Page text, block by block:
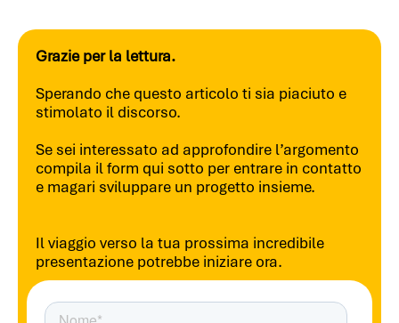
Grazie per la lettura.
Sperando che questo articolo ti sia piaciuto e
stimolato il discorso.
Se sei interessato ad approfondire l’argomento
compila il form qui sotto per entrare in contatto
e magari sviluppare un progetto insieme.
Il viaggio verso la tua prossima incredibile
presentazione potrebbe iniziare ora.